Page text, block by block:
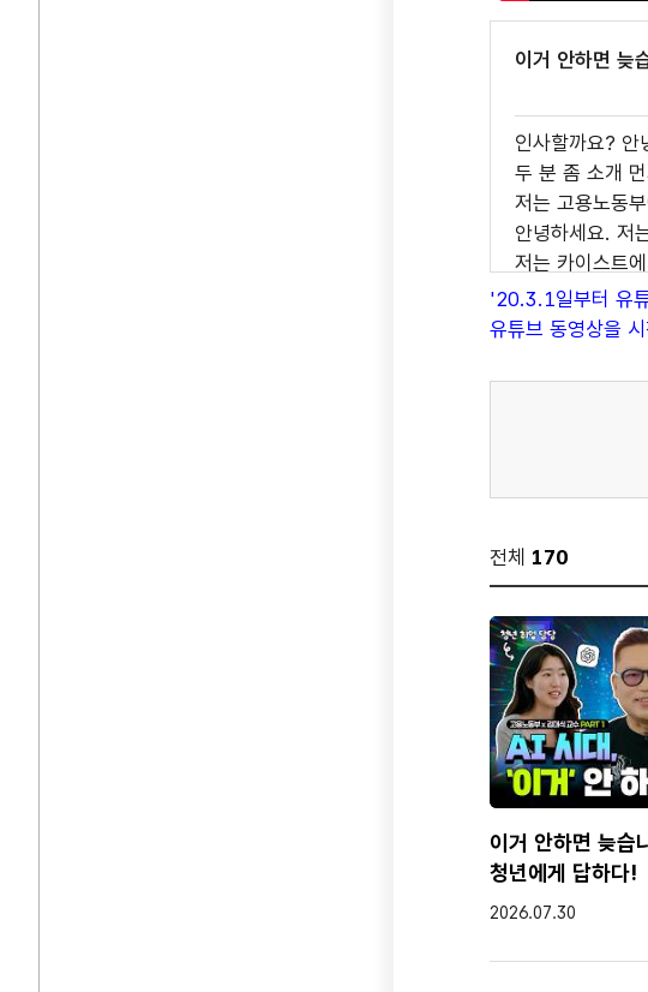
이거 안하면 늦
인사할까요? 안
두 분 좀 소개
저는 고용노동
안녕하세요. 저
저는 카이스트
제가 교수님을
어떻게 나왔나
그래서 제가 오
약간 좀 긴장
나무 위키의
제가 봤을 때는
네. 당연히 많죠
있다라는 건 우
두 번째는 도대
구체적으로 우
고용노동부에
저희가 이제 나
약간 좀 몸풀기
아, 제가 쓴 거
쓰거나 그런게
모든 가능성을
아, 그냥 느낌입
'20.3.1일부터 유
유튜브 동영상을
전체 170
이거 안하면 늦습
청년에게 답하다!
작성일
2026.07.30